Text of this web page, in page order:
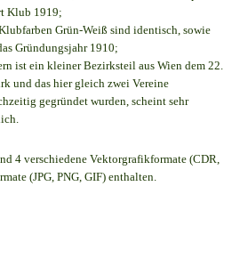
Klub 1919;
Grün-Weiß sind identisch, sowie
Gründungsjahr 1910;
ist ein kleiner Bezirksteil aus Wien dem 22.
und das hier gleich zwei Vereine
gegründet wurden, scheint sehr
4 verschiedene Vektorgrafikformate (CDR,
(JPG, PNG, GIF) enthalten.